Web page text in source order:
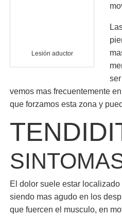
Lesión aductor
vemos mas frecuentemente
que forzamos esta zona y
El dolor suele estar
siendo mas agudo en los
que fuercen el musculo, en